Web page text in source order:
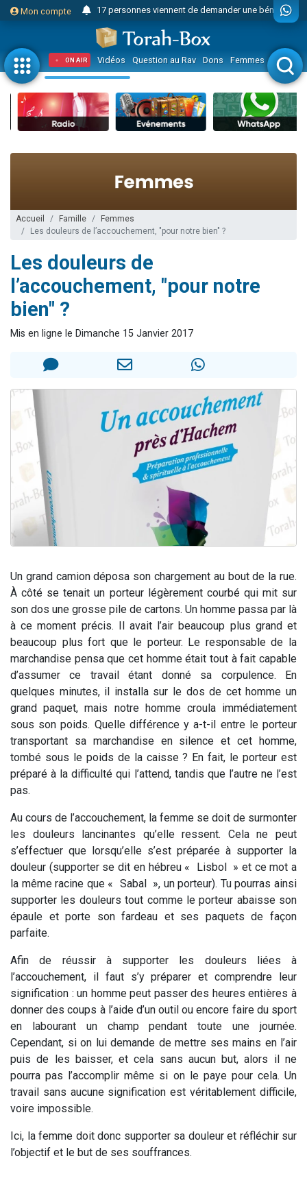
Mon compte
Il reste 49 places pour étudier en groupe sur Zoom
23 personnes viennent de faire un don pour Diane, 80 ans, dans un appartement insalubre
Eva vient de donner son Maasser
4 personnes viennent de nous rejoindre sur WhatsApp
3 personnes viennent de nous rejoindre sur WhatsApp
Odaya vient de donner son Maasser
3 personnes viennent de faire un don pour 5 jours de vacances aux Orphelins
Il reste 49 places pour étudier en groupe sur Zoom
30 personnes viennent de faire un don pour Sauvez la jambe de Yohan
12 nouvelles musiques dans Torah-Box Music
2 nouvelles musiques dans Torah-Box Music
8 personnes viennent de faire un don pour Tsédaka : pauvres d'Israel
ON AIR Vidéos Question au Rav Dons Femmes Enfants
Accueil Famille
Femmes
Les douleurs de l’accouchement, "pour notre bien" ?
Les douleurs de
l’accouchement, "pour notre
bien" ?
Mis en ligne le Dimanche 15 Janvier 2017
Un grand camion déposa son chargement au bout de la rue.
À côté se tenait un porteur légèrement courbé qui mit sur
son dos une grosse pile de cartons. Un homme passa par là
à ce moment précis. Il avait l’air beaucoup plus grand et
beaucoup plus fort que le porteur. Le responsable de la
marchandise pensa que cet homme était tout à fait capable
d’assumer ce travail étant donné sa corpulence. En
quelques minutes, il installa sur le dos de cet homme un
grand paquet, mais notre homme croula immédiatement
sous son poids. Quelle différence y a-t-il entre le porteur
transportant sa marchandise en silence et cet homme,
tombé sous le poids de la caisse ? En fait, le porteur est
préparé à la difficulté qui l’attend, tandis que l’autre ne l’est
pas.
Au cours de l’accouchement, la femme se doit de surmonter
les douleurs lancinantes qu’elle ressent. Cela ne peut
s’effectuer que lorsqu’elle s’est préparée à supporter la
douleur (supporter se dit en hébreu « Lisbol» et ce mot a
la même racine que « Sabal», un porteur). Tu pourras ainsi
supporter les douleurs tout comme le porteur abaisse son
épaule et porte son fardeau et ses paquets de façon
parfaite.
Afin de réussir à supporter les douleurs liées à
l’accouchement, il faut s’y préparer et comprendre leur
signification : un homme peut passer des heures entières à
donner des coups à l’aide d’un outil ou encore faire du sport
en labourant un champ pendant toute une journée.
Cependant, si on lui demande de mettre ses mains en l’air
puis de les baisser, et cela sans aucun but, alors il ne
pourra pas l’accomplir même si on le paye pour cela. Un
travail sans aucune signification est véritablement difficile,
voire impossible.
Ici, la femme doit donc supporter sa douleur et réfléchir sur
l’objectif et le but de ses souffrances.